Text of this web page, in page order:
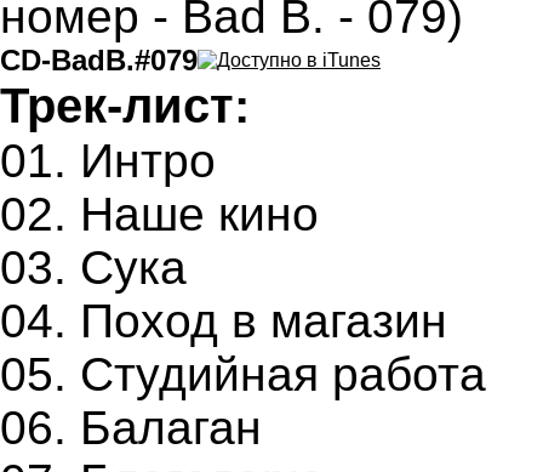
CD-BadB.#079
Трек-лист:
01. Интро
02. Наше кино
03. Сука
04. Поход в магазин
05. Студийная работа
06. Балаган